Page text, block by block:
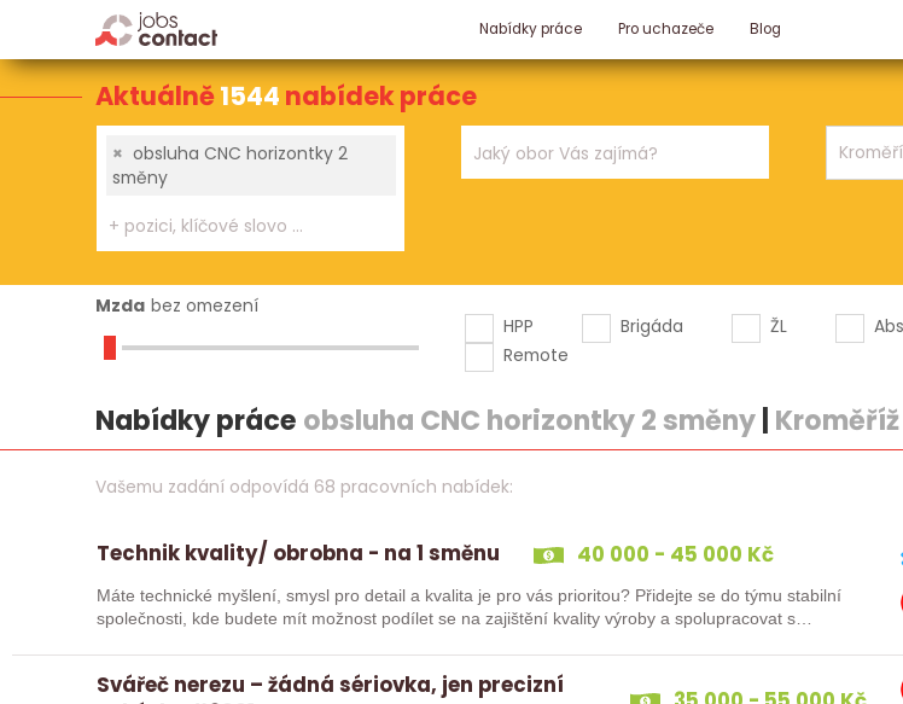
Nabídky práce Pro uchazeče Blog
Aktuálně1544 nabídek práce
× obsluha CNC horizontky 2
směny
Mzda bez omezení
HPP
Brigáda ŽL
Remote
Nabídky práce obsluha CNC horizontky 2 směny| Kroměříž
Vašemu zadání odpovídá 68 pracovních nabídek:
Technik kvality/ obrobna - na 1 směnu 40 000 - 45 000 Kč
Máte technické myšlení, smysl pro detail a kvalita je pro vás prioritou? Přidejte se do týmu stabilní
společnosti, kde budete mít možnost podílet se na zajištění kvality výroby a spolupracovat s…
Svářeč nerezu – žádná sériovka, jen precizní